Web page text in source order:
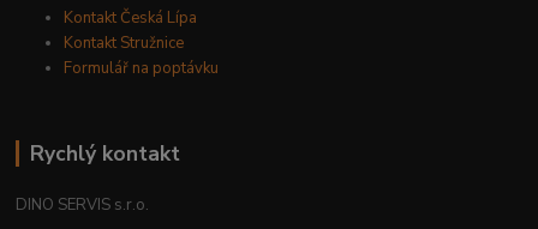
Kontakt Česká Lípa
Kontakt Stružnice
Formulář na poptávku
Rychlý kontakt
DINO SERVIS s.r.o.